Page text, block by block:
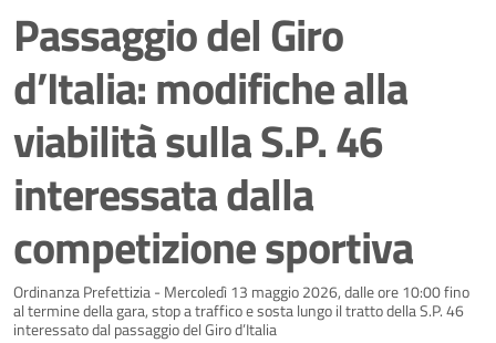
Passaggio del Giro
d’Italia: modifiche alla
viabilità sulla S.P. 46
interessata dalla
competizione sportiva
Dettagli della notizia
Ordinanza Prefettizia - Mercoledì 13 maggio 2026, dalle ore 10:00 fino
al termine della gara, stop a traffico e sosta lungo il tratto della S.P. 46
interessato dal passaggio del Giro d’Italia